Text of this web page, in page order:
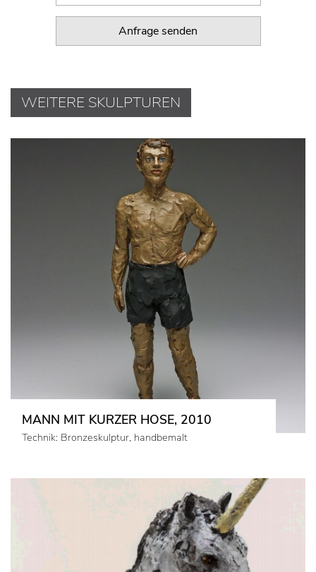
Anfrage senden
WEITERE SKULPTUREN
MANN MIT KURZER HOSE, 2010
Technik: Bronzeskulptur, handbemalt